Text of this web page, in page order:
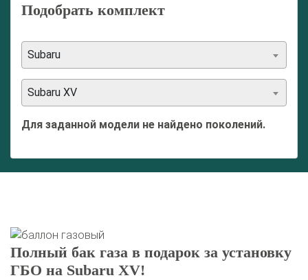
Подобрать комплект
Subaru
Subaru XV
Для заданной модели не найдено поколений.
Полный бак газа в подарок за установку
ГБО на Subaru XV!